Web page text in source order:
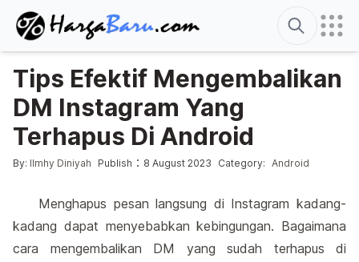
Search
Tips Efektif Mengembalikan
DM Instagram Yang
Terhapus Di Android
Posted by
By: Ilmhy Diniyah Publish : 8 August 2023 Posted in
Category: Android
Menghapus pesan langsung di Instagram kadang-
kadang dapat menyebabkan kebingungan. Bagaimana
cara mengembalikan DM yang sudah terhapus di